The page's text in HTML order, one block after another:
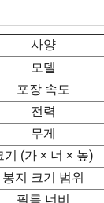
사양
모델
포장 속도
전력
무게
기 (가 × 너 × 높)
봉지 크기 범위
필름 너비